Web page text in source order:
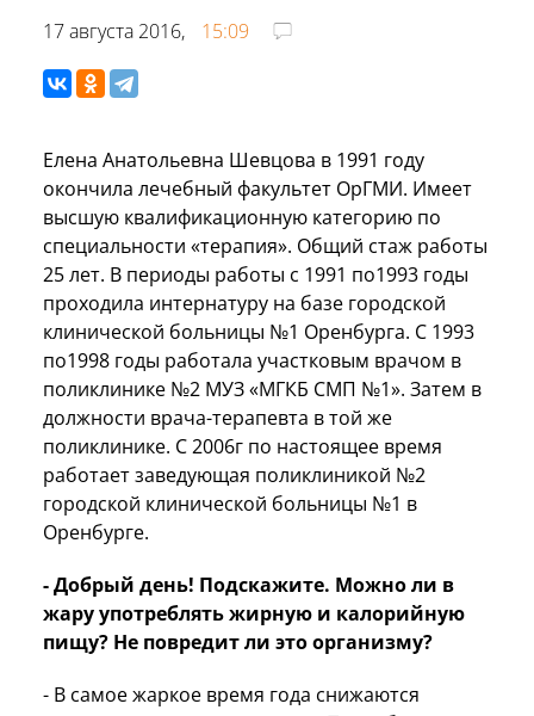
17 августа 2016, 15:09
Елена Анатольевна Шевцова в 1991 году
окончила лечебный факультет ОрГМИ. Имеет
высшую квалификационную категорию по
специальности «терапия». Общий стаж работы
25 лет. В периоды работы с 1991 по1993 годы
проходила интернатуру на базе городской
клинической больницы №1 Оренбурга. С 1993
по1998 годы работала участковым врачом в
поликлинике №2 МУЗ «МГКБ СМП №1». Затем в
должности врача-терапевта в той же
поликлинике. С 2006г по настоящее время
работает заведующая поликлиникой №2
городской клинической больницы №1 в
Оренбурге.
- Добрый день! Подскажите. Можно ли в
жару употреблять жирную и калорийную
пищу? Не повредит ли это организму?
- В самое жаркое время года снижаются